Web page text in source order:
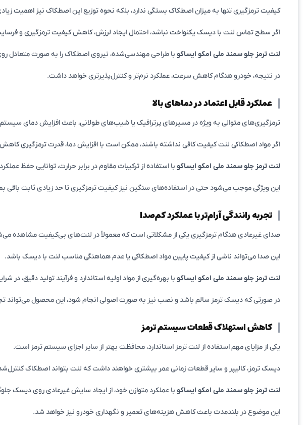
کیفیت ترمزگیری تنها به میزان اصطکاک بستگی ندارد، بلکه نحوه توزیع این اصطکاک نیز اهمیت
اگر سطح تماس لنت با دیسک یکنواخت نباشد، احتمال ایجاد لرزش، کاهش کیفیت ترمزگیری و
لنت ترمز جلو سمند ملی امکو ایساکو با طراحی مهندسی‌شده، نیروی اصطکاک را به صورت متعادل
در نتیجه، خودرو هنگام کاهش سرعت، عملکرد نرم‌تر و کنترل‌پذیرتری خواهد داشت.
عملکرد قابل اعتماد در دماهای بالا
ترمزگیری‌های متوالی به ویژه در مسیرهای پرترافیک یا شیب‌های طولانی، باعث افزایش دمای
اگر مواد اصطکاکی لنت کیفیت کافی نداشته باشند، ممکن است با افزایش دما، قدرت ترمزگیری کاهش
لنت ترمز جلو سمند ملی امکو ایساکو با استفاده از ترکیبات مقاوم در برابر حرارت، توانایی حفظ
این ویژگی موجب می‌شود حتی در استفاده‌های سنگین نیز کیفیت ترمزگیری تا حد زیادی ثابت باقی
تجربه رانندگی آرام‌تر با عملکرد کم‌صدا
صدای غیرعادی هنگام ترمزگیری یکی از مشکلاتی است که معمولاً در لنت‌های بی‌کیفیت مشاهده
این صدا می‌تواند ناشی از کیفیت پایین مواد اصطکاکی یا عدم هماهنگی مناسب لنت با دیسک باشد.
لنت ترمز جلو سمند ملی امکو ایساکو با بهره‌گیری از مواد اولیه استاندارد و فرآیند تولید دقیق،
در صورتی که دیسک ترمز سالم باشد و نصب نیز به صورت اصولی انجام شود، این محصول می‌تواند
کاهش استهلاک قطعات سیستم ترمز
یکی از مزایای مهم استفاده از لنت ترمز استاندارد، محافظت بهتر از سایر اجزای سیستم ترمز است.
دیسک ترمز، کالیپر و سایر قطعات زمانی عمر بیشتری خواهند داشت که لنت بتواند اصطکاک
لنت ترمز جلو سمند ملی امکو ایساکو با عملکرد متوازن خود، از ایجاد سایش غیرعادی روی دیسک
این موضوع در بلندمدت باعث کاهش هزینه‌های تعمیر و نگهداری خودرو نیز خواهد شد.